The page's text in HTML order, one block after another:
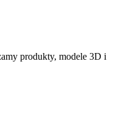
produkty, modele 3D i